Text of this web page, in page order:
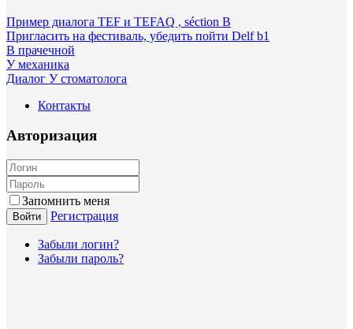
Пример диалога TEF и TEFAQ , séction B
Пригласить на фестиваль, убедить пойти Delf b1
В прачечной
У механика
Диалог У стоматолога
Контакты
Авторизация
Запомнить меня
Войти Регистрация
Забыли логин?
Забыли пароль?